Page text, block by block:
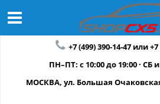
+7 (499) 390-14-47 или +7
ПН–ПТ: с 10:00 до 19:00 · СБ
МОСКВА, ул. Большая